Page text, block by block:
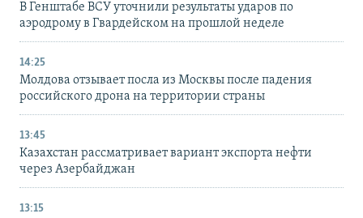
В Генштабе ВСУ уточнили результаты ударов по
аэродрому в Гвардейском на прошлой неделе
14:25
Молдова отзывает посла из Москвы после падения
российского дрона на территории страны
13:45
Казахстан рассматривает вариант экспорта нефти
через Азербайджан
13:15